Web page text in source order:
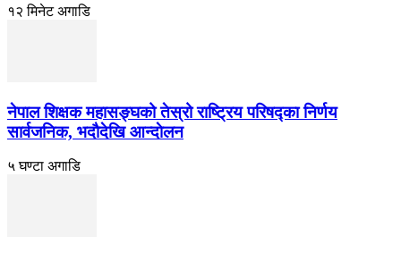
१२ मिनेट अगाडि
नेपाल शिक्षक महासङ्घको तेस्रो राष्ट्रिय परिषद्का निर्णय
सार्वजनिक, भदाैदेखि आन्दाेलन
५ घण्टा अगाडि